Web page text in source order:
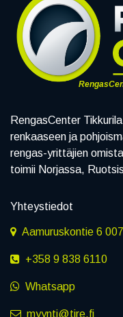
RengasCenter
renkaaseen ja
rengas-yrittäjien
toimii Norjassa,
Yhteystiedot
Aamuruskontie 6
+358 9 838 6110
Whatsapp
myynti@tire.fi